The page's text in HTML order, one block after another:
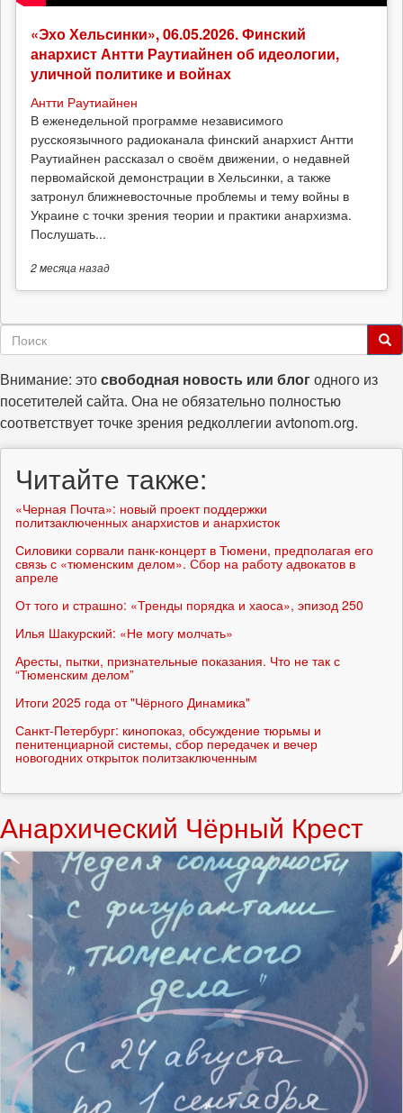
«Эхо Хельсинки», 06.05.2026. Финский
анархист Антти Раутиайнен об идеологии,
уличной политике и войнах
Антти Раутиайнен
В еженедельной программе независимого
русскоязычного радиоканала финский анархист Антти
Раутиайнен рассказал о своём движении, о недавней
первомайской демонстрации в Хельсинки, а также
затронул ближневосточные проблемы и тему войны в
Украине с точки зрения теории и практики анархизма.
Послушать...
2 месяцаназад
Форма
поиска
Внимание: этосвободная новость или блогодного из
посетителей сайта. Она не обязательно полностью
соответствует точке зрения редколлегии avtonom.org.
Читайте также:
«Черная Почта»: новый проект поддержки
политзаключенных анархистов и анархисток
Силовики сорвали панк-концерт в Тюмени, предполагая его
связь с «тюменским делом». Сбор на работу адвокатов в
апреле
От того и страшно: «Тренды порядка и хаоса», эпизод 250
Илья Шакурский: «Не могу молчать»
Аресты, пытки, признательные показания. Что не так с
“Тюменским делом”
Итоги 2025 года от "Чёрного Динамика"
Санкт-Петербург: кинопоказ, обсуждение тюрьмы и
пенитенциарной системы, сбор передачек и вечер
новогодних открыток политзаключенным
Анархический Чёрный Крест